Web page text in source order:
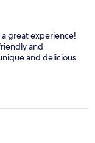
a great experience!
and
and delicious